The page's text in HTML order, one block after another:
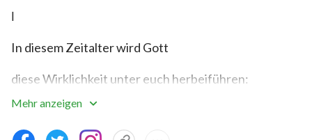
Ⅰ
In diesem Zeitalter wird Gott
diese Wirklichkeit unter euch herbeiführen:
dass jeder Mensch das Wort Gottes ausleben wird,
Mehr anzeigen